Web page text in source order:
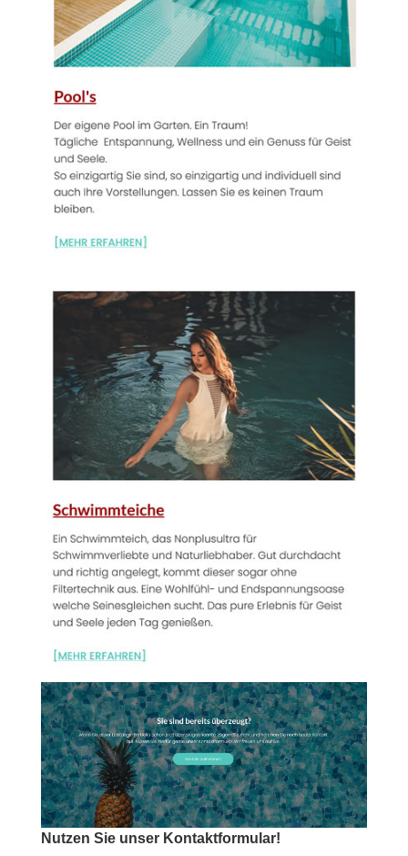
Nutzen Sie unser Kontaktformular!